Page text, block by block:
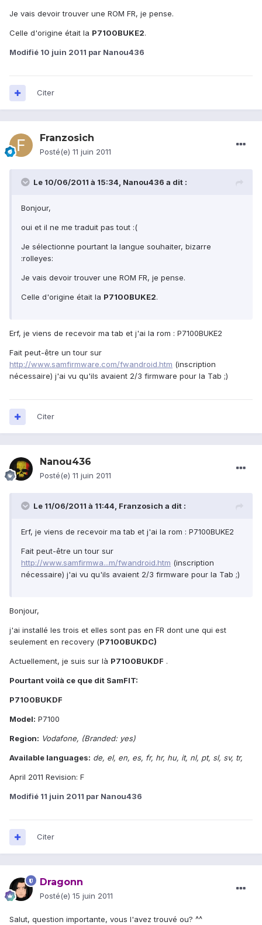
Je vais devoir trouver une ROM FR, je pense.
Celle d'origine était la P7100BUKE2.
Modifié 10 juin 2011 par Nanou436
Citer
Franzosich
Posté(e) 11 juin 2011
Le 10/06/2011 à 15:34, Nanou436 a dit :
Bonjour,
oui et il ne me traduit pas tout :(
Je sélectionne pourtant la langue souhaiter, bizarre
:rolleyes:
Je vais devoir trouver une ROM FR, je pense.
Celle d'origine était la P7100BUKE2.
Erf, je viens de recevoir ma tab et j'ai la rom : P7100BUKE2
Fait peut-être un tour sur
http://www.samfirmware.com/fwandroid.htm (inscription
nécessaire) j'ai vu qu'ils avaient 2/3 firmware pour la Tab ;)
Citer
Nanou436
Posté(e) 11 juin 2011
Le 11/06/2011 à 11:44, Franzosich a dit :
Erf, je viens de recevoir ma tab et j'ai la rom : P7100BUKE2
Fait peut-être un tour sur
http://www.samfirmwa...m/fwandroid.htm (inscription
nécessaire) j'ai vu qu'ils avaient 2/3 firmware pour la Tab ;)
Bonjour,
j'ai installé les trois et elles sont pas en FR dont une qui est
seulement en recovery (P7100BUKDC)
Actuellement, je suis sur là P7100BUKDF .
Pourtant voilà ce que dit SamFIT:
P7100BUKDF
Model: P7100
Region: Vodafone, (Branded: yes)
Available languages: de, el, en, es, fr, hr, hu, it, nl, pt, sl, sv, tr,
April 2011 Revision: F
Modifié 11 juin 2011 par Nanou436
Citer
Dragonn
Posté(e) 15 juin 2011
Salut, question importante, vous l'avez trouvé ou? ^^